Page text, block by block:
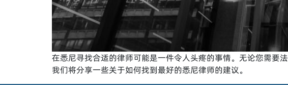
在悉尼寻找合适的律师可能是一件令人头疼的事情。无论您需要
我们将分享一些关于如何找到最好的悉尼律师的建议。